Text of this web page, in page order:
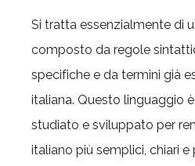
Si tratta essenzialmente di
composto da regole
specifiche e da termini già
italiana. Questo linguaggio
studiato e sviluppato per
italiano più semplici, chiari e